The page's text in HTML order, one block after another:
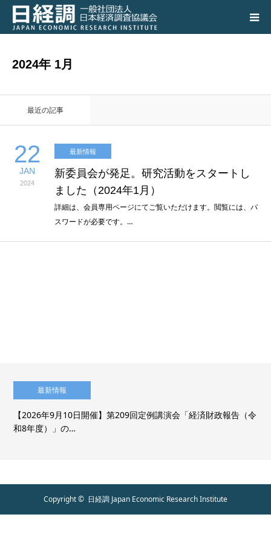
2024年 1月
最近の記事
22
JAN
2024
最新情報
新委員会が発足。研究活動をスタートし
ました（2024年1月）
詳細は、会員専用ページにてご覧いただけます。閲覧には、パ
スワードが必要です。…
最新情報
【2026年9月10日開催】第209回定例講演会「経済財政報告（令
和8年度）」の…
Copyright © 日経調 Japan Economic Research Institute
会員専用ページ
入会のご案内
アクセス